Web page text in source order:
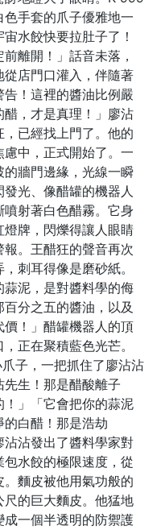
手套的爪子優雅地一
水餃快要拉肚子了！
離開！」話音未落，
店門口灌入，伴隨著
！這裡的醬油比例嚴
，才是真理！」廖沾
已經找上門了。他的
中，正式開始了。一
牆門邊緣，光線一瞬
光、像醋罐的機器人
射著白色醋霧。它身
牌，閃爍得讓人眼睛
報。王醋狂的聲音再次
刺耳得像是磨砂紙。
蒜泥，是對醬料學的侮
分之五的醬油，以及
！」醋罐機器人的頂
正在聚積藍色光芒。
子，一把抓住了廖沾沾
生！那是醋酸離子
」「它會把你的蒜泥
白醋！那是浩劫
沾發出了醬料學家對
水餃的極限速度，從
麵皮被他用氣功般的
的巨大麵皮。他猛地
一個半透明的防禦護